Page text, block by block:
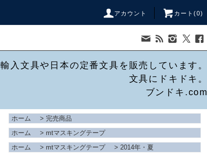
アカウント カート(0)
輸入文具や日本の定番文具を販売しています。
文具にドキドキ。
ブンドキ.com
ホーム > 完売商品
ホーム
> mtマスキングテープ
ホーム
> mtマスキングテープ > 2014年・夏